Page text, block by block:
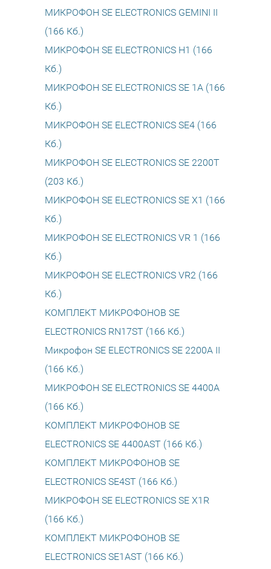
МИКРОФОН SE ELECTRONICS GEMINI II
(166 Кб.)
МИКРОФОН SE ELECTRONICS H1 (166
Кб.)
МИКРОФОН SE ELECTRONICS SE 1A (166
Кб.)
МИКРОФОН SE ELECTRONICS SE4 (166
Кб.)
МИКРОФОН SE ELECTRONICS SE 2200T
(203 Кб.)
МИКРОФОН SE ELECTRONICS SE X1 (166
Кб.)
МИКРОФОН SE ELECTRONICS VR 1 (166
Кб.)
МИКРОФОН SE ELECTRONICS VR2 (166
Кб.)
КОМПЛЕКТ МИКРОФОНОВ SE
ELECTRONICS RN17ST (166 Кб.)
Микрофон SE ELECTRONICS SE 2200A II
(166 Кб.)
МИКРОФОН SE ELECTRONICS SE 4400A
(166 Кб.)
КОМПЛЕКТ МИКРОФОНОВ SE
ELECTRONICS SE 4400AST (166 Кб.)
КОМПЛЕКТ МИКРОФОНОВ SE
ELECTRONICS SE4ST (166 Кб.)
МИКРОФОН SE ELECTRONICS SE X1R
(166 Кб.)
КОМПЛЕКТ МИКРОФОНОВ SE
ELECTRONICS SE1AST (166 Кб.)